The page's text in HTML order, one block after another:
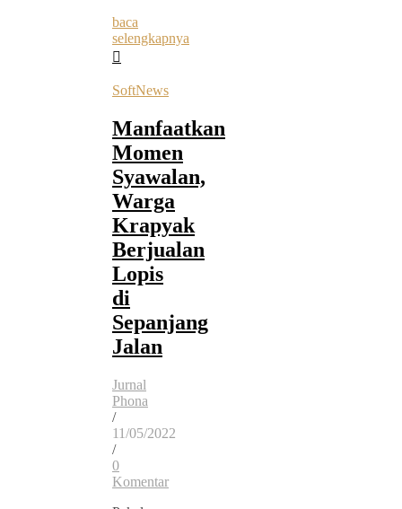
baca
selengkapnya
SoftNews
Manfaatkan
Momen
Syawalan,
Warga
Krapyak
Berjualan
Lopis
di
Sepanjang
Jalan
Jurnal
Phona
/
11/05/2022
/
0
Komentar